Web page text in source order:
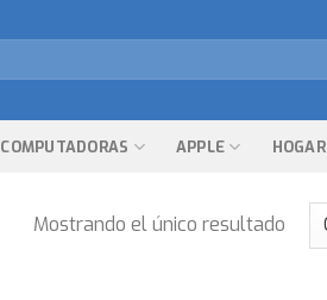
COMPUTADORAS APPLE HOGAR
Mostrando el único resultado